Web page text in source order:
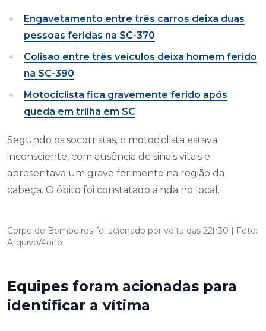
Engavetamento entre três carros deixa duas
pessoas feridas na SC-370
Colisão entre três veículos deixa homem ferido
na SC-390
Motociclista fica gravemente ferido após
queda em trilha em SC
Segundo os socorristas, o motociclista estava
inconsciente, com ausência de sinais vitais e
apresentava um grave ferimento na região da
cabeça. O óbito foi constatado ainda no local.
Corpo de Bombeiros foi acionado por volta das 22h30 | Foto:
Arquivo/4oito
Equipes foram acionadas para
identificar a vítima